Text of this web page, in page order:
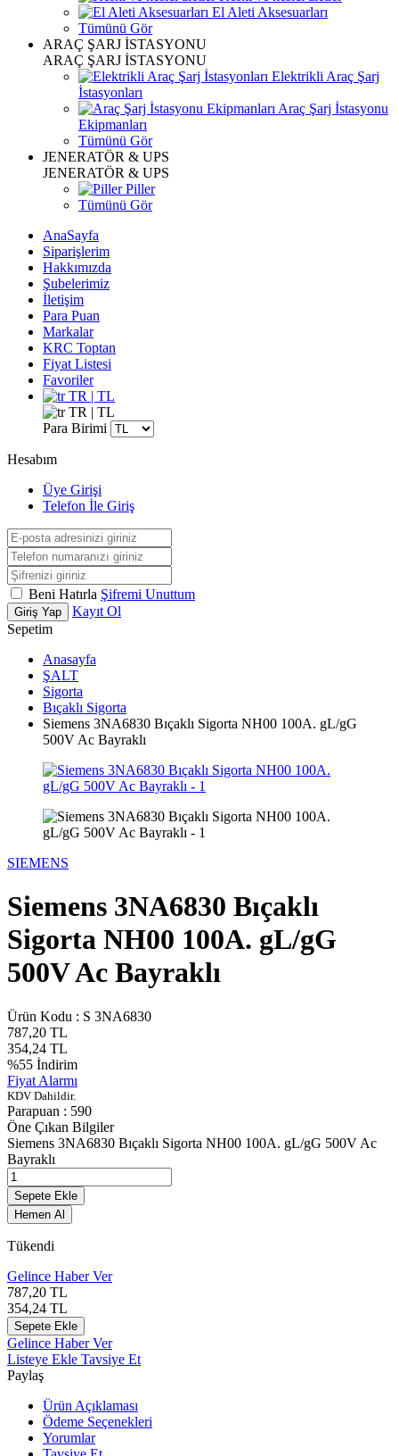
El Aleti Aksesuarları
Tümünü Gör
ARAÇ ŞARJ İSTASYONU
ARAÇ ŞARJ İSTASYONU
Elektrikli Araç Şarj
İstasyonları
Araç Şarj İstasyonu
Ekipmanları
Tümünü Gör
JENERATÖR & UPS
JENERATÖR & UPS
Piller
Tümünü Gör
AnaSayfa
Siparişlerim
Hakkımızda
Şubelerimiz
İletişim
Para Puan
Markalar
KRC Toptan
Fiyat Listesi
Favoriler
TR | TL
TR | TL
Para Birimi
Hesabım
Üye Girişi
Telefon İle Giriş
Beni Hatırla Şifremi Unuttum
Giriş Yap
Kayıt Ol
Sepetim
Anasayfa
ŞALT
Sigorta
Bıçaklı Sigorta
Siemens 3NA6830 Bıçaklı Sigorta NH00 100A. gL/gG
500V Ac Bayraklı
SIEMENS
Siemens 3NA6830 Bıçaklı
Sigorta NH00 100A. gL/gG
500V Ac Bayraklı
Ürün Kodu : S 3NA6830
787,20 TL
354,24 TL
%55 İndirim
Fiyat Alarmı
KDV Dahildir.
Parapuan : 590
Öne Çıkan Bilgiler
Siemens 3NA6830 Bıçaklı Sigorta NH00 100A. gL/gG 500V Ac
Bayraklı
Sepete Ekle
Hemen Al
Tükendi
Gelince Haber Ver
787,20 TL
354,24 TL
Sepete Ekle
Gelince Haber Ver
Listeye Ekle Tavsiye Et
Paylaş
Ürün Açıklaması
Ödeme Seçenekleri
Yorumlar